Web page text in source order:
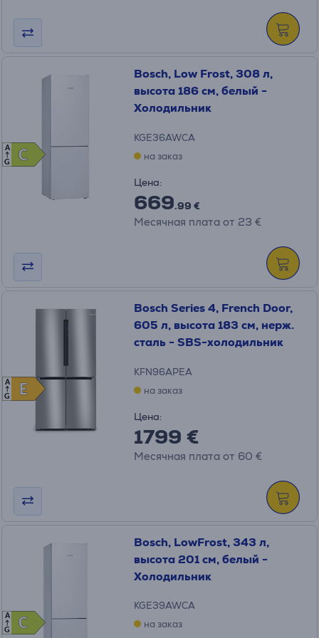
C
C
A
G
Bosch, Low Frost, 308 л,
высота 186 см, белый -
Холодильник
KGE36AWCA
на заказ
Цена:
669.99 €
Месячная плата от 23 €
E
E
A
G
Bosch Series 4, French Door,
605 л, высота 183 см, нерж.
сталь - SBS-холодильник
KFN96APEA
на заказ
Цена:
1799 €
Месячная плата от 60 €
C
C
A
G
Bosch, LowFrost, 343 л,
высота 201 см, белый -
Холодильник
KGE39AWCA
на заказ